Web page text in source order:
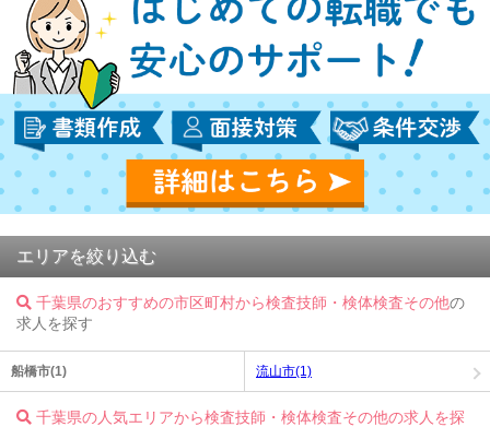
エリアを絞り込む
千葉県のおすすめの市区町村から検査技師・検体検査その他の
求人を探す
船橋市(1) 流山市(1)
千葉県の人気エリアから検査技師・検体検査その他の求人を探